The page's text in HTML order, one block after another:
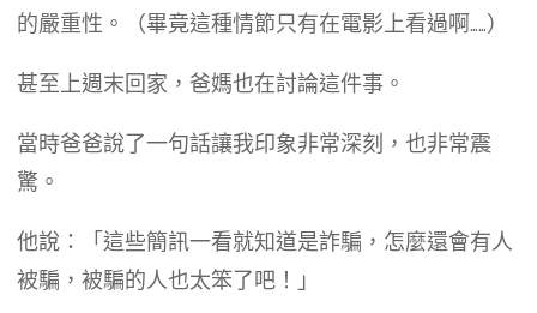
的嚴重性。（畢竟這種情節只有在電影上看過啊……）
​甚至上週末回家，爸媽也在討論這件事。
​當時爸爸說了一句話讓我印象非常深刻，也非常震
驚。
​他說：「這些簡訊一看就知道是詐騙，怎麼還會有人
被騙，被騙的人也太笨了吧！」